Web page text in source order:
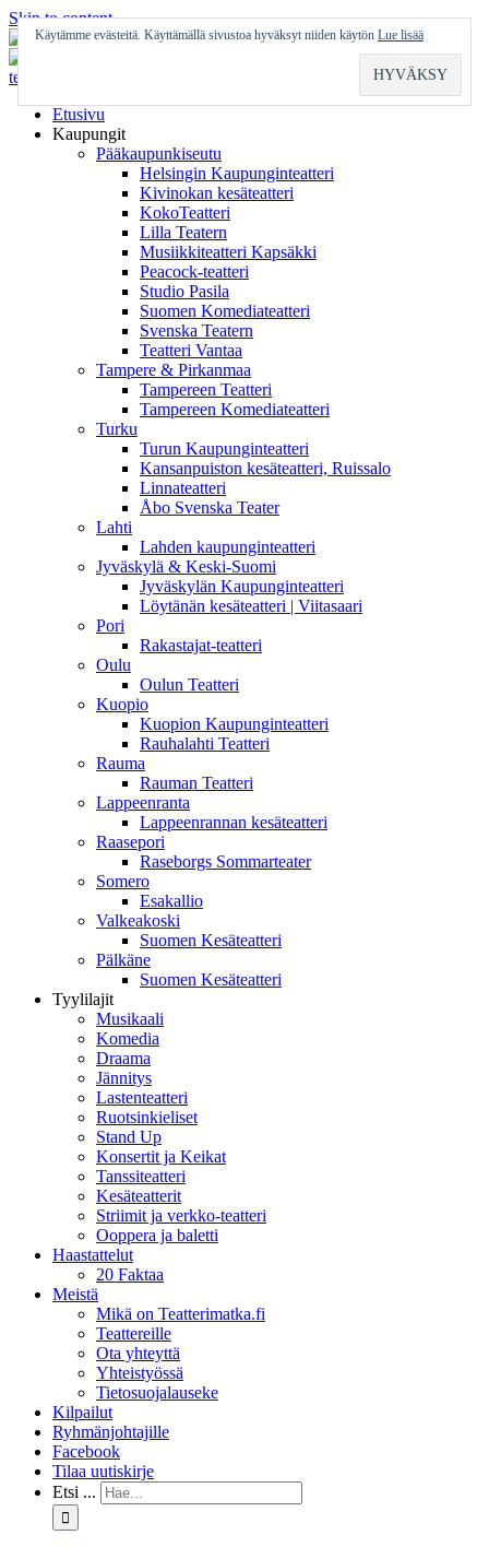
Skip to content
Etusivu
Kaupungit
Pääkaupunkiseutu
Helsingin Kaupunginteatteri
Kivinokan kesäteatteri
KokoTeatteri
Lilla Teatern
Musiikkiteatteri Kapsäkki
Peacock-teatteri
Studio Pasila
Suomen Komediateatteri
Svenska Teatern
Teatteri Vantaa
Tampere & Pirkanmaa
Tampereen Teatteri
Tampereen Komediateatteri
Turku
Turun Kaupunginteatteri
Kansanpuiston kesäteatteri, Ruissalo
Linnateatteri
Åbo Svenska Teater
Lahti
Lahden kaupunginteatteri
Jyväskylä & Keski-Suomi
Jyväskylän Kaupunginteatteri
Löytänän kesäteatteri | Viitasaari
Pori
Rakastajat-teatteri
Oulu
Oulun Teatteri
Kuopio
Kuopion Kaupunginteatteri
Rauhalahti Teatteri
Rauma
Rauman Teatteri
Lappeenranta
Lappeenrannan kesäteatteri
Raasepori
Raseborgs Sommarteater
Somero
Esakallio
Valkeakoski
Suomen Kesäteatteri
Pälkäne
Suomen Kesäteatteri
Tyylilajit
Musikaali
Komedia
Draama
Jännitys
Lastenteatteri
Ruotsinkieliset
Stand Up
Konsertit ja Keikat
Tanssiteatteri
Kesäteatterit
Striimit ja verkko-teatteri
Ooppera ja baletti
Haastattelut
20 Faktaa
Meistä
Mikä on Teatterimatka.fi
Teattereille
Ota yhteyttä
Yhteistyössä
Tietosuojalauseke
Kilpailut
Ryhmänjohtajille
Facebook
Tilaa uutiskirje
Etsi ...
Käytämme evästeitä. Käyttämällä sivustoa hyväksyt niiden käytön Lue lisää